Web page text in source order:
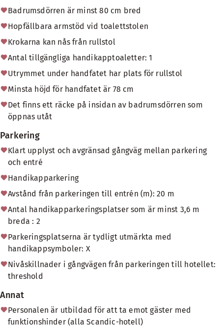
Badrumsdörren är minst 80 cm bred
Hopfällbara armstöd vid toalettstolen
Krokarna kan nås från rullstol
Antal tillgängliga handikapptoaletter: 1
Utrymmet under handfatet har plats för rullstol
Minsta höjd för handfatet är 78 cm
Det finns ett räcke på insidan av badrumsdörren som
öppnas utåt
Parkering
Klart upplyst och avgränsad gångväg mellan parkering
och entré
Handikapparkering
Avstånd från parkeringen till entrén (m): 20 m
Antal handikapparkeringsplatser som är minst 3,6 m
breda : 2
Parkeringsplatserna är tydligt utmärkta med
handikappsymboler: X
Nivåskillnader i gångvägen från parkeringen till hotellet:
threshold
Annat
Personalen är utbildad för att ta emot gäster med
funktionshinder (alla Scandic-hotell)